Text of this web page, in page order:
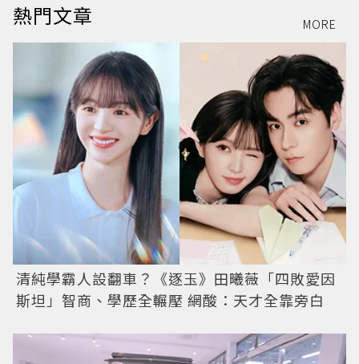
熱門文章 MORE
清純學霸人設翻車？《逐玉》田曦薇「四敗愛因
斯坦」智商、學歷全輾壓 網酸：天才全靠旁白